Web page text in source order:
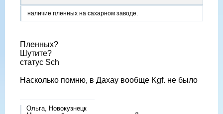
наличие пленных на сахарном заводе.
Пленных?
Шутите?
статус Sch
Насколько помню, в Дахау вообще Kgf. не было
Ольга, Новокузнецк